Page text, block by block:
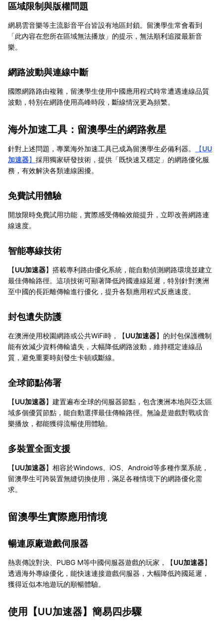
區域限制與版權問題
網易雲音樂等主流影音平台皆設有地區封鎖。留澳學生常會看到
「此內容在您所在區域無法播放」的提示，無法順利追蹤最新音
樂。
網路波動與連線中斷
國際網路路由複雜，留澳學生使用中國應用程式時常遭遇連線品質
波動，特別在網路使用高峰時段，斷線情況更為頻繁。
海外加速工具：留澳學生的網路救星
針對上述問題，專業海外加速工具已成為留澳學生必備利器。 【UU
加速器】 採用獨家研發技術，提供「既快速又穩定」的網路優化服
務，有效解決各類連線困擾。
免費試用體驗
開放限時免費試用功能，實際感受傳輸效能提升，立即改善網路連
線速度。
智能專線技術
【UU加速器】搭載專利路由優化系統，能自動偵測網路環境並建立
最佳傳輸路徑。這項技術可顯著降低跨國連線延遲，特別針對澳洲
至中國的長距離傳輸進行優化，提升各類應用程式反應速度。
封包遺失防護
在澳洲使用校園網路或公共WiFi時，【UU加速器】的封包保護機制
能有效減少資料傳輸遺失，大幅降低網路波動，維持穩定連線品
質，避免重要時刻發生卡頓或斷線。
全球節點佈署
【UU加速器】建置遍布全球的伺服器節點，包含澳洲本地與亞太區
域多個優質節點，能自動選擇最佳傳輸路徑。無論是遊戲對戰或音
樂播放，都能獲得流暢使用體驗。
多裝置全面支援
【UU加速器】相容於Windows、iOS、Android等多種作業系統，
留澳學生可跨裝置無縫切換使用，滿足各種情境下的網路優化需
求。
留澳學生實際應用情境
暢連原廠遊戲伺服器
熱衷傳說對決、PUBG M等中國伺服器遊戲的玩家，【UU加速器】
透過海外專線優化，能快速連接遊戲伺服器，大幅降低跨國延遲，
獲得近似本地遊玩的順暢體驗。
使用【UU加速器】簡易四步驟